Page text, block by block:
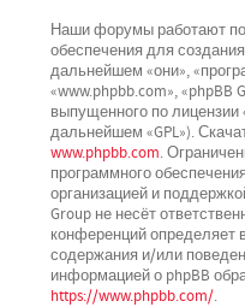
Наши форумы работают
обеспечения для
дальнейшем «они»,
«www.phpbb.com», «phpBB
выпущенного по лицензии
дальнейшем «GPL»).
www.phpbb.com.
программного
организацией и
Group не несёт
конференций определяет
содержания и/или
информацией о phpBB
https://www.phpbb.com/.